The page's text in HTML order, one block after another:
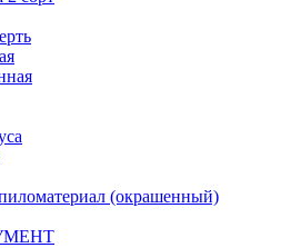
(окрашенный)